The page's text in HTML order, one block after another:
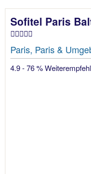
Sofitel Paris
Paris, Paris &
4.9 - 76 %